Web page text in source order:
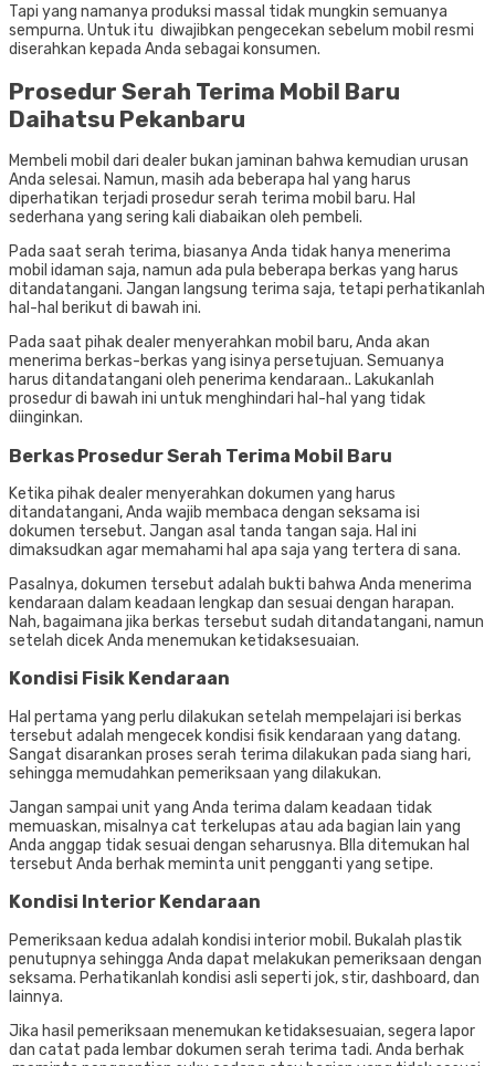
Tapi yang namanya produksi massal tidak mungkin semuanya
sempurna. Untuk itu diwajibkan pengecekan sebelum mobil resmi
diserahkan kepada Anda sebagai konsumen.
Prosedur Serah Terima Mobil Baru
Daihatsu Pekanbaru
Membeli mobil dari dealer bukan jaminan bahwa kemudian urusan
Anda selesai. Namun, masih ada beberapa hal yang harus
diperhatikan terjadi prosedur serah terima mobil baru. Hal
sederhana yang sering kali diabaikan oleh pembeli.
Pada saat serah terima, biasanya Anda tidak hanya menerima
mobil idaman saja, namun ada pula beberapa berkas yang harus
ditandatangani. Jangan langsung terima saja, tetapi perhatikanlah
hal-hal berikut di bawah ini.
Pada saat pihak dealer menyerahkan mobil baru, Anda akan
menerima berkas-berkas yang isinya persetujuan. Semuanya
harus ditandatangani oleh penerima kendaraan.. Lakukanlah
prosedur di bawah ini untuk menghindari hal-hal yang tidak
diinginkan.
Berkas Prosedur Serah Terima Mobil Baru
Ketika pihak dealer menyerahkan dokumen yang harus
ditandatangani, Anda wajib membaca dengan seksama isi
dokumen tersebut. Jangan asal tanda tangan saja. Hal ini
dimaksudkan agar memahami hal apa saja yang tertera di sana.
Pasalnya, dokumen tersebut adalah bukti bahwa Anda menerima
kendaraan dalam keadaan lengkap dan sesuai dengan harapan.
Nah, bagaimana jika berkas tersebut sudah ditandatangani, namun
setelah dicek Anda menemukan ketidaksesuaian.
Kondisi Fisik Kendaraan
Hal pertama yang perlu dilakukan setelah mempelajari isi berkas
tersebut adalah mengecek kondisi fisik kendaraan yang datang.
Sangat disarankan proses serah terima dilakukan pada siang hari,
sehingga memudahkan pemeriksaan yang dilakukan.
Jangan sampai unit yang Anda terima dalam keadaan tidak
memuaskan, misalnya cat terkelupas atau ada bagian lain yang
Anda anggap tidak sesuai dengan seharusnya. BIla ditemukan hal
tersebut Anda berhak meminta unit pengganti yang setipe.
Kondisi Interior Kendaraan
Pemeriksaan kedua adalah kondisi interior mobil. Bukalah plastik
penutupnya sehingga Anda dapat melakukan pemeriksaan dengan
seksama. Perhatikanlah kondisi asli seperti jok, stir, dashboard, dan
lainnya.
Jika hasil pemeriksaan menemukan ketidaksesuaian, segera lapor
dan catat pada lembar dokumen serah terima tadi. Anda berhak